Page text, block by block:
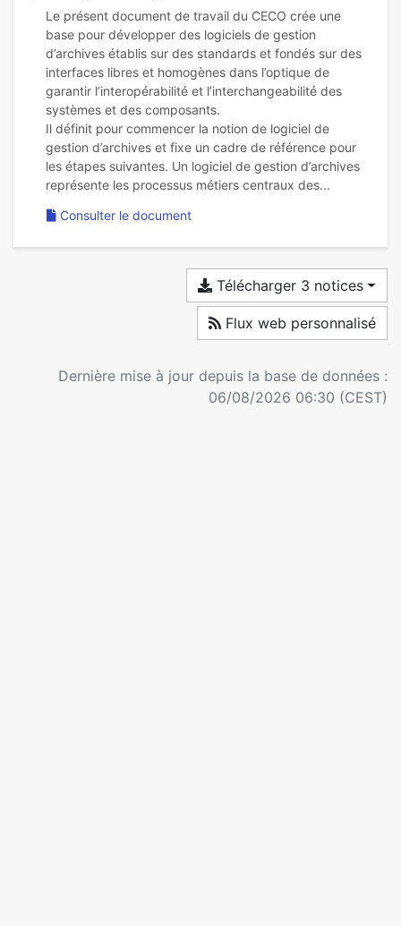
Le présent document de travail du CECO crée une
base pour développer des logiciels de gestion
d’archives établis sur des standards et fondés sur des
interfaces libres et homogènes dans l’optique de
garantir l’interopérabilité et l’interchangeabilité des
systèmes et des composants.
Il définit pour commencer la notion de logiciel de
gestion d’archives et fixe un cadre de référence pour
les étapes suivantes. Un logiciel de gestion d’archives
Consulter le document
Télécharger 3 notices
Flux web personnalisé
Dernière mise à jour depuis la base de données :
06/08/2026 06:30 (CEST)